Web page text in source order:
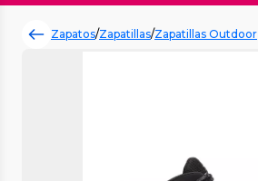
Zapatos/Zapatillas/Zapatillas Outdoor